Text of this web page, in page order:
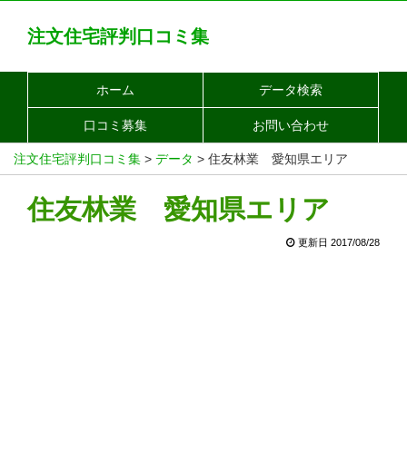
注文住宅評判口コミ集
ホーム データ検索
口コミ募集 お問い合わせ
注文住宅評判口コミ集 > データ > 住友林業 愛知県エリア
住友林業 愛知県エリア
更新日 2017/08/28